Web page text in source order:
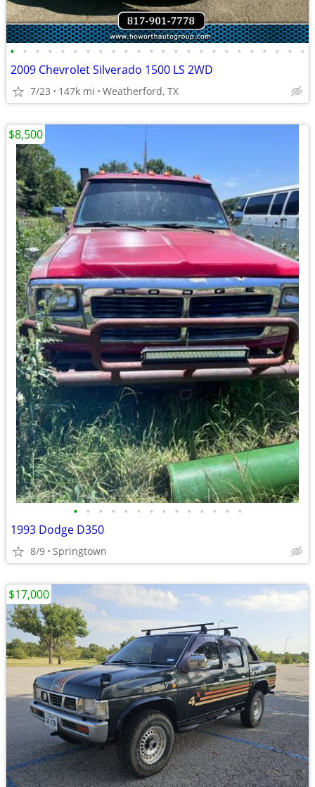
• • • • • • • • • • • • • • • • • • • • • • • •
2009 Chevrolet Silverado 1500 LS 2WD
7/23 147k mi Weatherford, TX
• • • • • • • • • • • • • •
1993 Dodge D350
8/9 Springtown
$8,500
$17,000